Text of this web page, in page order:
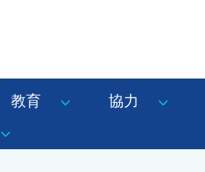
教育 協力